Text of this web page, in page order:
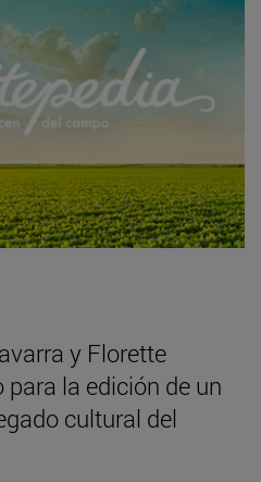
y Florette
la edición de un
cultural del